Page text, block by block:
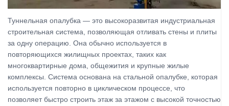
Туннельная опалубка — это высокоразвитая индустриальная
строительная система, позволяющая отливать стены и плиты
за одну операцию. Она обычно используется в
повторяющихся жилищных проектах, таких как
многоквартирные дома, общежития и крупные жилые
комплексы. Система основана на стальной опалубке, которая
используется повторно в циклическом процессе, что
позволяет быстро строить этаж за этажом с высокой точностью